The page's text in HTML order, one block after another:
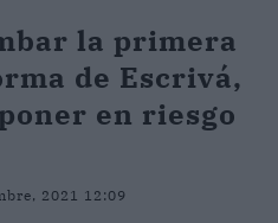
la primera
de Escrivá,
en riesgo
2021 12:09